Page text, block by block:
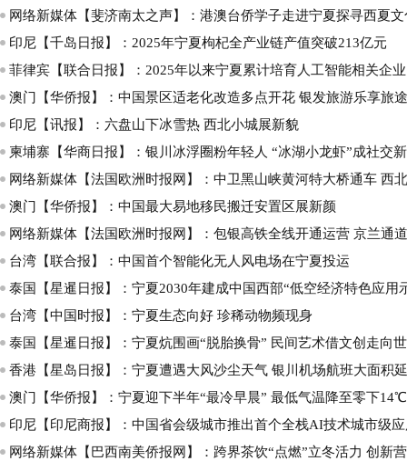
网络新媒体【斐济南太之声】：港澳台侨学子走进宁夏探寻西夏文
印尼【千岛日报】：2025年宁夏枸杞全产业链产值突破213亿元
菲律宾【联合日报】：2025年以来宁夏累计培育人工智能相关企
澳门【华侨报】：中国景区适老化改造多点开花 银发旅游乐享旅
印尼【讯报】：六盘山下冰雪热 西北小城展新貌
柬埔寨【华商日报】：银川冰浮圈粉年轻人 “冰湖小龙虾”成社交
网络新媒体【法国欧洲时报网】：中卫黑山峡黄河特大桥通车 西
澳门【华侨报】：中国最大易地移民搬迁安置区展新颜
网络新媒体【法国欧洲时报网】：包银高铁全线开通运营 京兰通
台湾【联合报】：中国首个智能化无人风电场在宁夏投运
泰国【星暹日报】：宁夏2030年建成中国西部“低空经济特色应用
台湾【中国时报】：宁夏生态向好 珍稀动物频现身
泰国【星暹日报】：宁夏炕围画“脱胎换骨” 民间艺术借文创走向
香港【星岛日报】：宁夏遭遇大风沙尘天气 银川机场航班大面积
澳门【华侨报】：宁夏迎下半年“最冷早晨” 最低气温降至零下14℃
印尼【印尼商报】：中国省会级城市推出首个全栈AI技术城市级
网络新媒体【巴西南美侨报网】：跨界茶饮“点燃”立冬活力 创新